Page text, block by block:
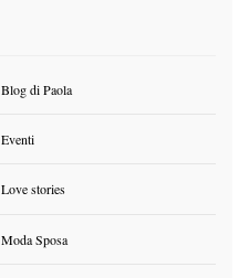
Blog di Paola
Eventi
Love stories
Moda Sposa